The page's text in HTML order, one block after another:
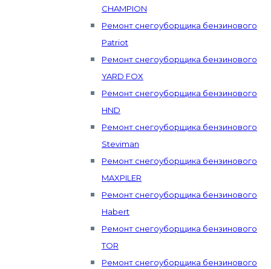
CHAMPION
Ремонт снегоуборщика бензинового
Patriot
Ремонт снегоуборщика бензинового
YARD FOX
Ремонт снегоуборщика бензинового
HND
Ремонт снегоуборщика бензинового
Steviman
Ремонт снегоуборщика бензинового
MAXPILER
Ремонт снегоуборщика бензинового
Habert
Ремонт снегоуборщика бензинового
TOR
Ремонт снегоуборщика бензинового